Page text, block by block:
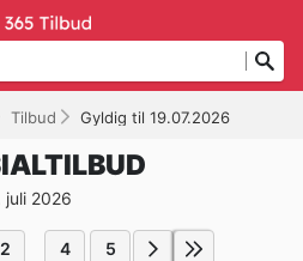
Tilbud Gyldig til 19.07.2026
juli 2026
2 4 5